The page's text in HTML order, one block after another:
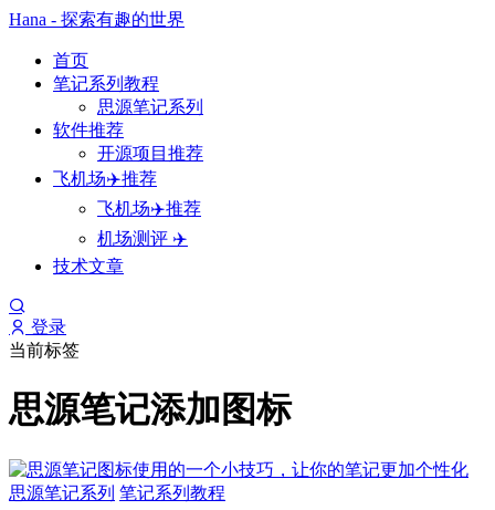
Hana - 探索有趣的世界
首页
笔记系列教程
思源笔记系列
软件推荐
开源项目推荐
飞机场✈️推荐
飞机场✈️推荐
机场测评 ✈️
技术文章
登录
当前标签
思源笔记添加图标
思源笔记系列 笔记系列教程